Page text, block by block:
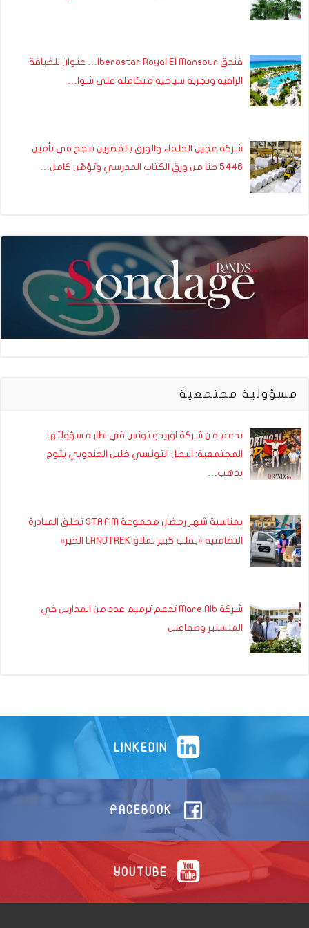
فندق Iberostar Royal El Mansour… عنوان للضيافة
الراقية وتجربة سياحية متكاملة على شوا…
شركة عجين الحلفاء والورق بالقصرين تنجح في تأمين
5446 طنا من ورق الكتاب المدرسي وتؤمّن كامل…
مسؤولية مجتمعية
بدعم من شركة اوريدو تونس في اطار مسؤولتها
المجتمعية: البطل التونسي خليل الجندوبي يتوج
بذهب…
بمناسبة شهر رمضان مجموعة STAFIM تطلق المبادرة
التضامنية «بقلب كبير نملاو LANDTREK الخير»
شركة Mare Alb تدعم ترميم عدد من المدارس في
المنستير وصفاقس
LINKEDIN
FACEBOOK
YOUTUBE